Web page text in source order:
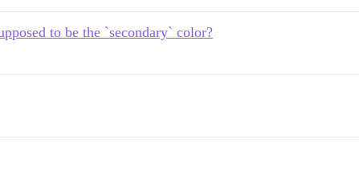
to be the `secondary` color?